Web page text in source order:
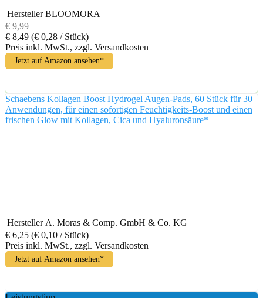
Hersteller BLOOMORA
€ 9,99
€ 8,49 (€ 0,28 / Stück)
Preis inkl. MwSt., zzgl. Versandkosten
Jetzt auf Amazon ansehen*
Schaebens Kollagen Boost Hydrogel Augen-Pads, 60 Stück für 30
Anwendungen, für einen sofortigen Feuchtigkeits-Boost und einen
frischen Glow mit Kollagen, Cica und Hyaluronsäure*
Hersteller A. Moras & Comp. GmbH & Co. KG
€ 6,25 (€ 0,10 / Stück)
Preis inkl. MwSt., zzgl. Versandkosten
Jetzt auf Amazon ansehen*